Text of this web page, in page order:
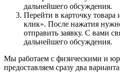
дальнейшего обсуждения.
Перейти в карточку
клик». После нажатия
отправить заявку. С вами
дальнейшего обсуждения.
Мы работаем с физическими и
предоставляем сразу два